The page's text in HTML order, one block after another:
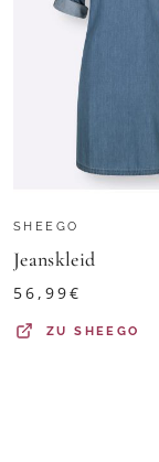
SHEEGO
Jeanskleid
56,99€
ZUSHEEGO